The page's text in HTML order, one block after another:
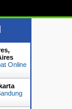
Online